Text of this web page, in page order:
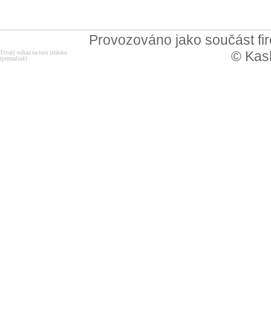
Provozováno jako součást
©
Trvalý odkaz na tuto stránku
(permalink)